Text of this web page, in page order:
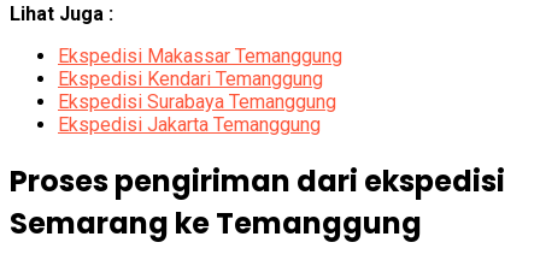
Lihat Juga :
Ekspedisi Makassar Temanggung
Ekspedisi Kendari Temanggung
Ekspedisi Surabaya Temanggung
Ekspedisi Jakarta Temanggung
Proses pengiriman dari ekspedisi
Semarang ke Temanggung